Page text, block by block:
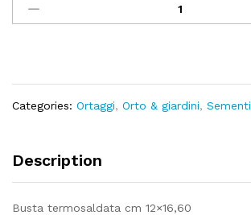
corno
di
Categories: Ortaggi, Orto & giardini, Sementi
Description
Busta termosaldata cm 12×16,60